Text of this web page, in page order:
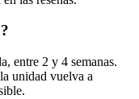
entre 2 y 4 semanas.
unidad vuelva a